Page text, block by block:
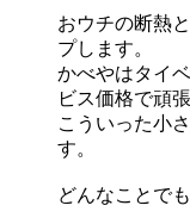
おウチの断熱
プします。
かべやはタイ
ビス価格で頑
こういった小
す。
どんなことで